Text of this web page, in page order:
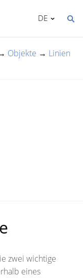
DE
Objekte → Linien
zwei wichtige
eines